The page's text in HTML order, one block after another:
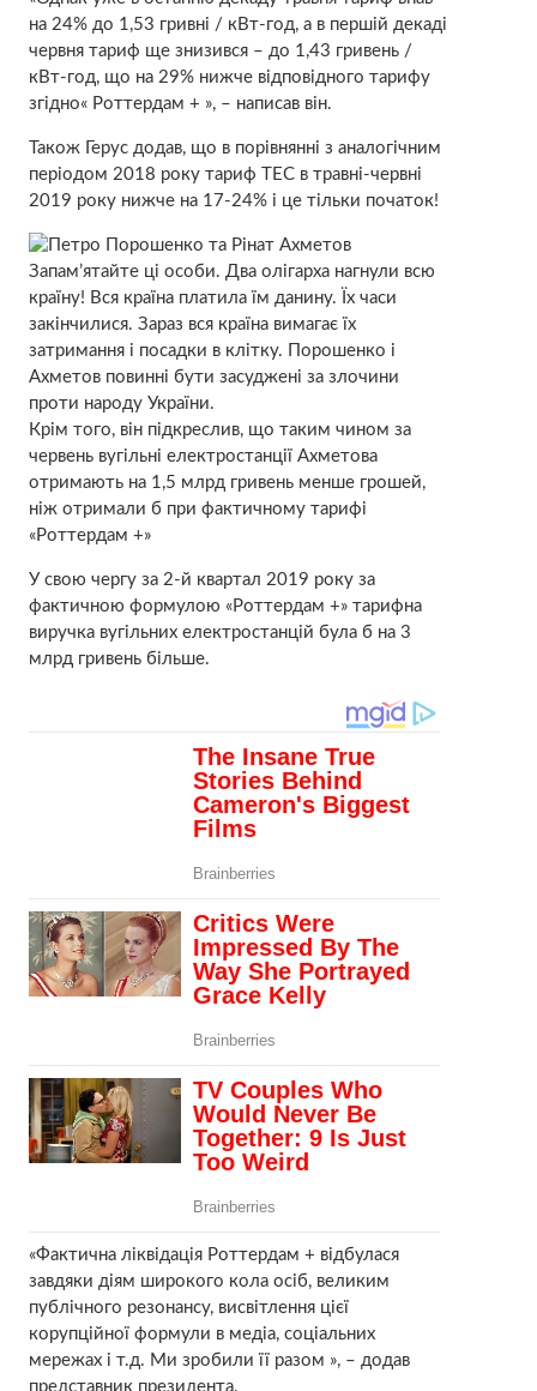
на 24% до 1,53 гривні / кВт-год, а в першій декаді
червня тариф ще знизився – до 1,43 гривень /
кВт-год, що на 29% нижче відповідного тарифу
згідно« Роттердам + », – написав він.
Також Герус додав, що в порівнянні з аналогічним
періодом 2018 року тариф ТЕС в травні-червні
2019 року нижче на 17-24% і це тільки початок!
Запам’ятайте ці особи. Два олігарха нагнули всю
країну! Вся країна платила їм данину. Їх часи
закінчилися. Зараз вся країна вимагає їх
затримання і посадки в клітку. Порошенко і
Ахметов повинні бути засуджені за злочини
проти народу України.
Крім того, він підкреслив, що таким чином за
червень вугільні електростанції Ахметова
отримають на 1,5 млрд гривень менше грошей,
ніж отримали б при фактичному тарифі
«Роттердам +»
У свою чергу за 2-й квартал 2019 року за
фактичною формулою «Роттердам +» тарифна
виручка вугільних електростанцій була б на 3
млрд гривень більше.
«Фактична ліквідація Роттердам + відбулася
завдяки діям широкого кола осіб, великим
публічного резонансу, висвітлення цієї
корупційної формули в медіа, соціальних
мережах і т.д. Ми зробили її разом », – додав
представник президента.